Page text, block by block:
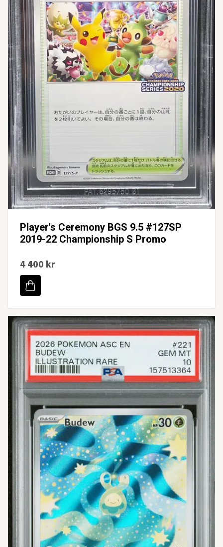
Player's Ceremony BGS 9.5 #127SP
2019-22 Championship S Promo
4 400 kr